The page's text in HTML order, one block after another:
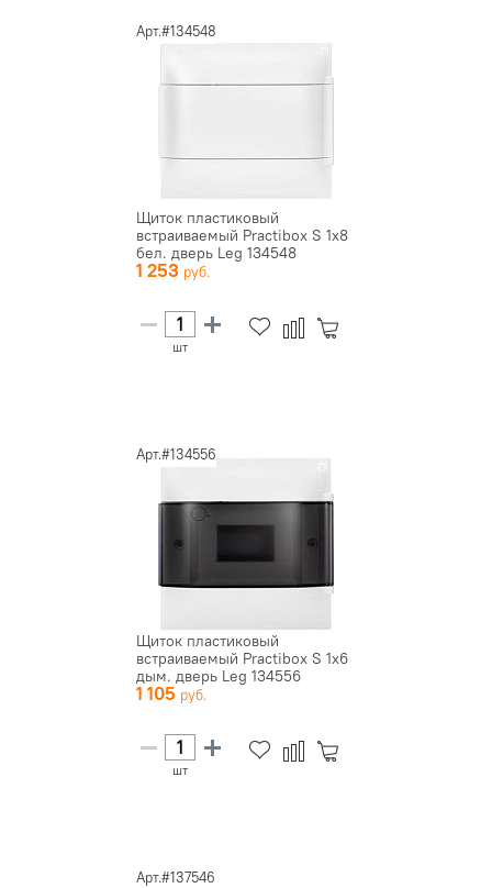
Арт.#134548
Щиток пластиковый
встраиваемый Practibox S 1х8
бел. дверь Leg 134548
1 253
шт
Арт.#134556
Щиток пластиковый
встраиваемый Practibox S 1х6
дым. дверь Leg 134556
1 105
шт
Арт.#137546